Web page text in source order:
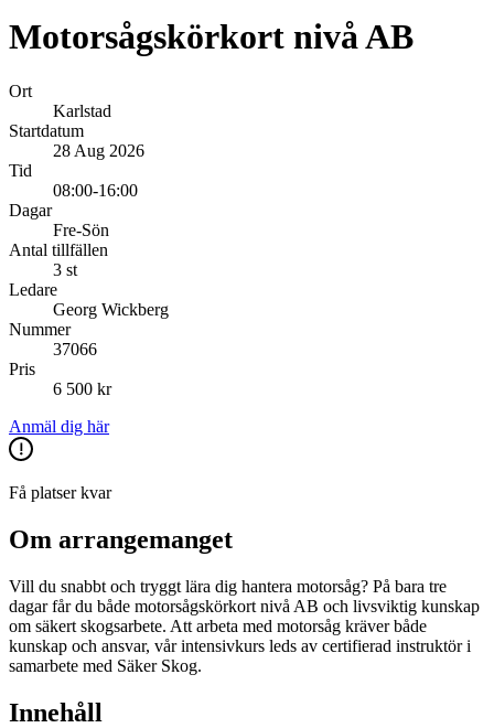
Motorsågskörkort nivå AB
Ort
Karlstad
Startdatum
28 Aug 2026
Tid
08:00-16:00
Dagar
Fre-Sön
Antal tillfällen
3 st
Ledare
Georg Wickberg
Nummer
37066
Pris
6 500 kr
Anmäl dig här
Få platser kvar
Om arrangemanget
Vill du snabbt och tryggt lära dig hantera motorsåg? På bara tre
dagar får du både motorsågskörkort nivå AB och livsviktig kunskap
om säkert skogsarbete. Att arbeta med motorsåg kräver både
kunskap och ansvar, vår intensivkurs leds av certifierad instruktör i
samarbete med Säker Skog.
Innehåll